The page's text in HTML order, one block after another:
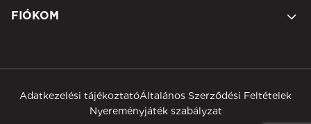
FIÓKOM
Adatkezelési tájékoztatóÁltalános Szerződési Feltételek
Nyereményjáték szabályzat